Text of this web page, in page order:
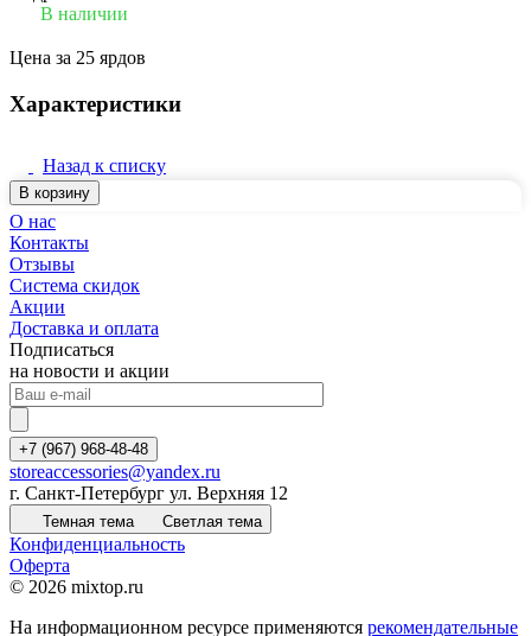
В наличии
Цена за 25 ярдов
Характеристики
Назад к списку
В корзину
О нас
Контакты
Отзывы
Система скидок
Акции
Доставка и оплата
Подписаться
на новости и акции
+7 (967) 968-48-48
storeaccessories@yandex.ru
г. Санкт-Петербург ул. Верхняя 12
Темная тема Светлая тема
Конфиденциальность
Оферта
© 2026 mixtop.ru
На информационном ресурсе применяются рекомендательные